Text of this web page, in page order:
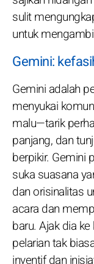
sulit
untuk
Gemini:
Gemini adalah
menyukai
malu—tarik
panjang, dan
berpikir. Gemini
suka suasana
dan orisinalitas
acara dan
baru. Ajak dia
pelarian tak
inventif dan